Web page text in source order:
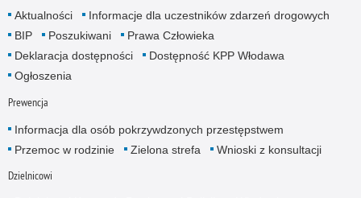
Aktualności
Informacje dla uczestników zdarzeń drogowych
BIP
Poszukiwani
Prawa Człowieka
Deklaracja dostępności
Dostępność KPP Włodawa
Ogłoszenia
Prewencja
Informacja dla osób pokrzywdzonych przestępstwem
Przemoc w rodzinie
Zielona strefa Wnioski z konsultacji
Dzielnicowi